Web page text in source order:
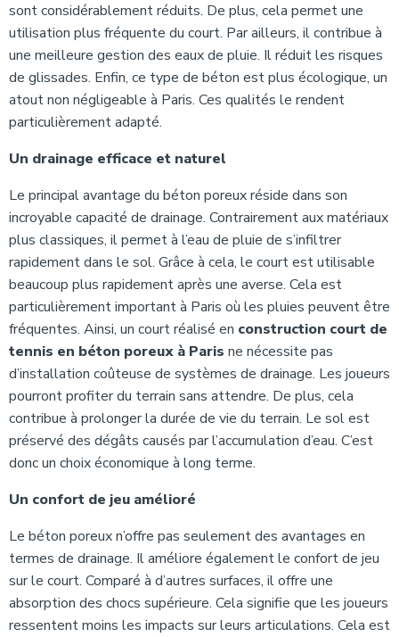
sont considérablement réduits. De plus, cela permet une
utilisation plus fréquente du court. Par ailleurs, il contribue à
une meilleure gestion des eaux de pluie. Il réduit les risques
de glissades. Enfin, ce type de béton est plus écologique, un
atout non négligeable à Paris. Ces qualités le rendent
particulièrement adapté.
Un drainage efficace et naturel
Le principal avantage du béton poreux réside dans son
incroyable capacité de drainage. Contrairement aux matériaux
plus classiques, il permet à l’eau de pluie de s’infiltrer
rapidement dans le sol. Grâce à cela, le court est utilisable
beaucoup plus rapidement après une averse. Cela est
particulièrement important à Paris où les pluies peuvent être
fréquentes. Ainsi, un court réalisé en construction court de
tennis en béton poreux à Paris ne nécessite pas
d’installation coûteuse de systèmes de drainage. Les joueurs
pourront profiter du terrain sans attendre. De plus, cela
contribue à prolonger la durée de vie du terrain. Le sol est
préservé des dégâts causés par l’accumulation d’eau. C’est
donc un choix économique à long terme.
Un confort de jeu amélioré
Le béton poreux n’offre pas seulement des avantages en
termes de drainage. Il améliore également le confort de jeu
sur le court. Comparé à d’autres surfaces, il offre une
absorption des chocs supérieure. Cela signifie que les joueurs
ressentent moins les impacts sur leurs articulations. Cela est